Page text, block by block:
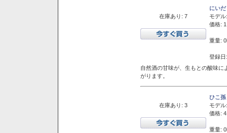
在庫あり: 7
にい
モデル:
価格:
重量:
登録
自然酒の甘味が、生もとの酸味
がります。
在庫あり: 3
ひこ
モデル:
価格:
重量: